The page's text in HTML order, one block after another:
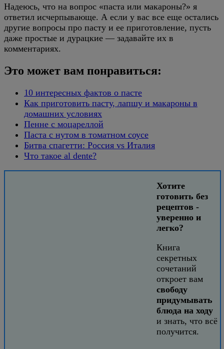
Надеюсь, что на вопрос «паста или макароны?» я
ответил исчерпывающе. А если у вас все еще остались
другие вопросы про пасту и ее приготовление, пусть
даже простые и дурацкие — задавайте их в
комментариях.
Это может вам понравиться:
10 интересных фактов о пасте
Как приготовить пасту, лапшу и макароны в
домашних условиях
Пенне с моцареллой
Паста с нутом в томатном соусе
Битва спагетти: Россия vs Италия
Что такое al dente?
Хотите
готовить без
рецептов -
уверенно и
легко?
Книга
секретных
сочетаний
откроет вам
свободу
придумывать
блюда на ходу
и знать, что всё
получится.